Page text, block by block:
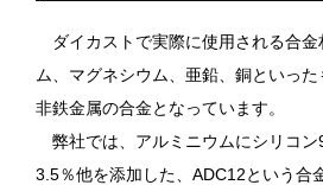
ダイカストで実際に使用される合金
ム、マグネシウム、亜鉛、銅といっ
非鉄金属の合金となっています。
弊社では、アルミニウムにシリコン
3.5％他を添加した、ADC12という合